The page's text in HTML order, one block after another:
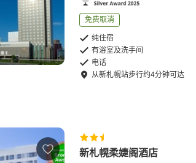
免费取消
纯住宿
有浴室及洗手间
电话
从新札幌站步行约4分钟可达
新札幌柔婕阁酒店